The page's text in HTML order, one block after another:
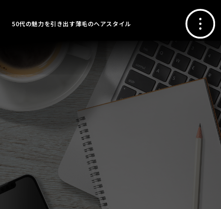
50代の魅力を引き出す薄毛のヘアスタイル